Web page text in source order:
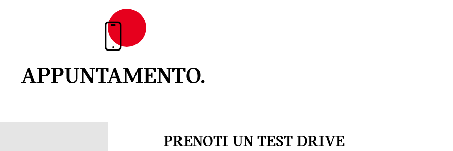
APPUNTAMENTO.
PRENOTI UN TEST DRIVE